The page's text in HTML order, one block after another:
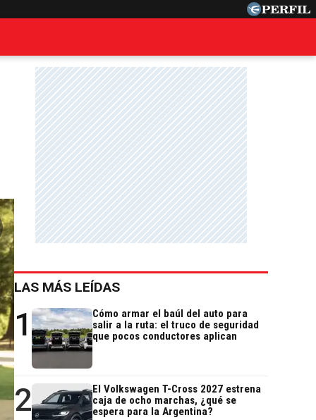
LAS MÁS LEÍDAS
1
Cómo armar el baúl del auto para
salir a la ruta: el truco de seguridad
que pocos conductores aplican
2
El Volkswagen T-Cross 2027 estrena
caja de ocho marchas, ¿qué se
espera para la Argentina?